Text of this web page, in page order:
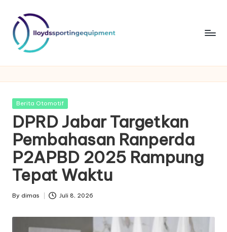
content
ll
o
y
d
s
s
p
o
rt
in
Posted
Berita Otomotif
DPRD Jabar Targetkan
Pembahasan Ranperda
P2APBD 2025 Rampung
Tepat Waktu
Posted
By dimas Juli 8, 2026